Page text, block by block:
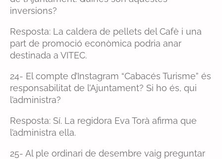
inversions?
Resposta: La caldera de pellets del Cafè i una
part de promoció econòmica podria anar
destinada a VITEC.
24- El compte d’Instagram “Cabacés Turisme” és
responsabilitat de l’Ajuntament? Si ho és, qui
l’administra?
Resposta: Sí. La regidora Eva Torà afirma que
l’administra ella.
25- Al ple ordinari de desembre vaig preguntar